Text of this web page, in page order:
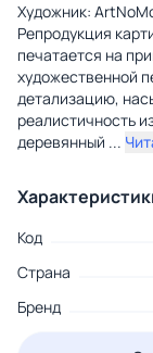
Художник:
Репродукция
печатается на
художественной
детализацию,
реалистичность
деревянный ...
Код
Страна
Бренд